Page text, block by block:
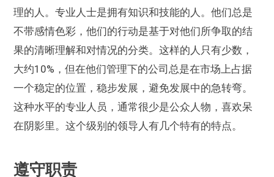
理的人。专业人士是拥有知识和技能的人。他们总是
不带感情色彩，他们的行动是基于对他们所争取的结
果的清晰理解和对情况的分类。这样的人只有少数，
大约10%，但在他们管理下的公司总是在市场上占据
一个稳定的位置，稳步发展，避免发展中的急转弯。
这种水平的专业人员，通常很少是公众人物，喜欢呆
在阴影里。这个级别的领导人有几个特有的特点。
遵守职责